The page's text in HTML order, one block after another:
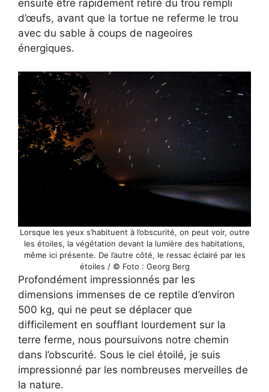
ensuite être rapidement retiré du trou rempli
d’œufs, avant que la tortue ne referme le trou
avec du sable à coups de nageoires
énergiques.
Lorsque les yeux s’habituent à l’obscurité, on peut voir, outre
les étoiles, la végétation devant la lumière des habitations,
même ici présente. De l’autre côté, le ressac éclairé par les
étoiles / © Foto : Georg Berg
Profondément impressionnés par les
dimensions immenses de ce reptile d’environ
500 kg, qui ne peut se déplacer que
difficilement en soufflant lourdement sur la
terre ferme, nous poursuivons notre chemin
dans l’obscurité. Sous le ciel étoilé, je suis
impressionné par les nombreuses merveilles de
la nature.